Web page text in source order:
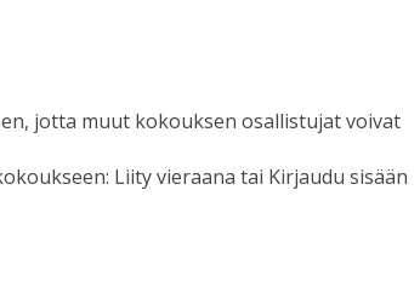
jotta muut kokouksen osallistujat voivat
Liity vieraana tai Kirjaudu sisään